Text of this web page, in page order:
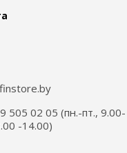
505 02 05 (пн.-пт.,
-14.00)